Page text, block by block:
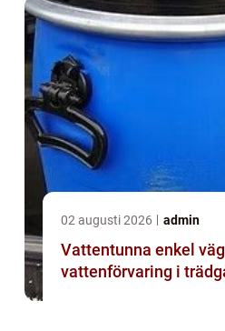
02 augusti 2026 admin
Vattentunna enkel väg till hållbar
vattenförvaring i